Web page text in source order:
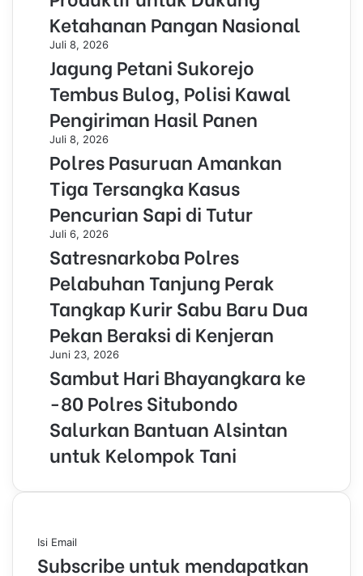
Ketahanan Pangan Nasional
Juli 8, 2026
Jagung Petani Sukorejo
Tembus Bulog, Polisi Kawal
Pengiriman Hasil Panen
Juli 8, 2026
Polres Pasuruan Amankan
Tiga Tersangka Kasus
Pencurian Sapi di Tutur
Juli 6, 2026
Satresnarkoba Polres
Pelabuhan Tanjung Perak
Tangkap Kurir Sabu Baru Dua
Pekan Beraksi di Kenjeran
Juni 23, 2026
Sambut Hari Bhayangkara ke
-80 Polres Situbondo
Salurkan Bantuan Alsintan
untuk Kelompok Tani
Isi Email
Subscribe untuk mendapatkan